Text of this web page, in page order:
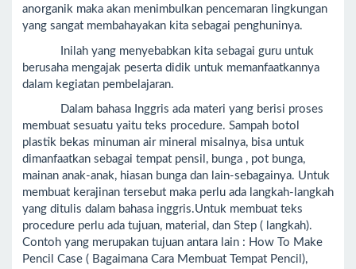
anorganik maka akan menimbulkan pencemaran lingkungan
yang sangat membahayakan kita sebagai penghuninya.
Inilah yang menyebabkan kita sebagai guru untuk
berusaha mengajak peserta didik untuk memanfaatkannya
dalam kegiatan pembelajaran.
Dalam bahasa Inggris ada materi yang berisi proses
membuat sesuatu yaitu teks procedure. Sampah botol
plastik bekas minuman air mineral misalnya, bisa untuk
dimanfaatkan sebagai tempat pensil, bunga , pot bunga,
mainan anak-anak, hiasan bunga dan lain-sebagainya. Untuk
membuat kerajinan tersebut maka perlu ada langkah-langkah
yang ditulis dalam bahasa inggris.Untuk membuat teks
procedure perlu ada tujuan, material, dan Step ( langkah).
Contoh yang merupakan tujuan antara lain : How To Make
Pencil Case ( Bagaimana Cara Membuat Tempat Pencil),